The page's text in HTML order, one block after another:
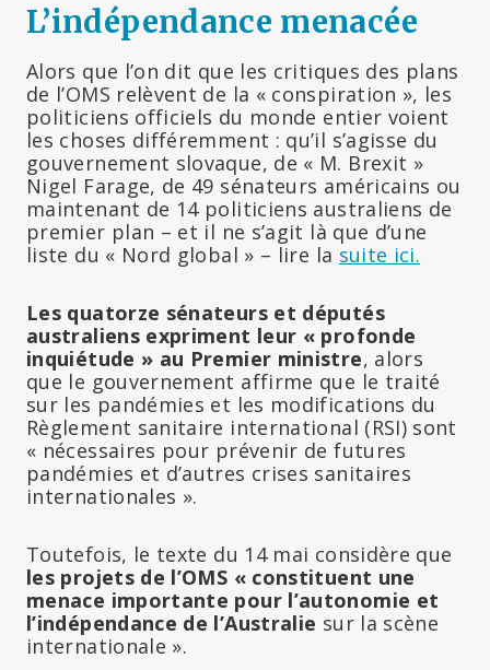
L’indépendance menacée
Alors que l’on dit que les critiques des plans
de l’OMS relèvent de la « conspiration », les
politiciens officiels du monde entier voient
les choses différemment : qu’il s’agisse du
gouvernement slovaque, de « M. Brexit »
Nigel Farage, de 49 sénateurs américains ou
maintenant de 14 politiciens australiens de
premier plan – et il ne s’agit là que d’une
liste du « Nord global » – lire la suite ici.
Les quatorze sénateurs et députés
australiens expriment leur « profonde
inquiétude » au Premier ministre, alors
que le gouvernement affirme que le traité
sur les pandémies et les modifications du
Règlement sanitaire international (RSI) sont
« nécessaires pour prévenir de futures
pandémies et d’autres crises sanitaires
internationales ».
Toutefois, le texte du 14 mai considère que
les projets de l’OMS « constituent une
menace importante pour l’autonomie et
l’indépendance de l’Australie sur la scène
internationale ».